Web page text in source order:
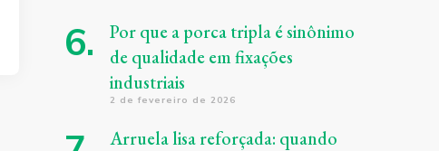
Por que a porca tripla é sinônimo
de qualidade em fixações
industriais
2 de fevereiro de 2026
Arruela lisa reforçada: quando